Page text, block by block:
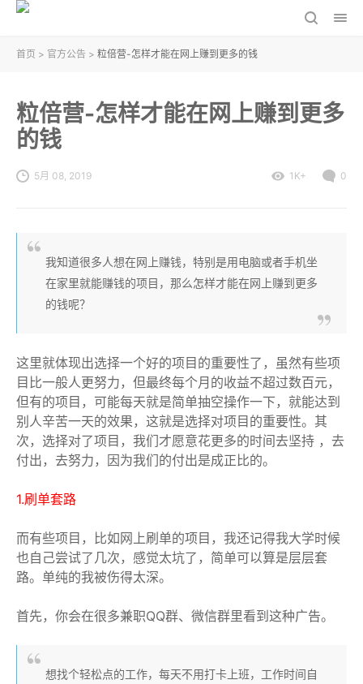
首页 > 官方公告 > 粒倍营-怎样才能在网上赚到更多的钱
粒倍营-怎样才能在网上赚到更多
的钱
5月 08, 2019 1K+ 0
我知道很多人想在网上赚钱，特别是用电脑或者手机坐
在家里就能赚钱的项目，那么怎样才能在网上赚到更多
的钱呢？
这里就体现出选择一个好的项目的重要性了，虽然有些项
目比一般人更努力，但最终每个月的收益不超过数百元，
但有的项目，可能每天就是简单抽空操作一下，就能达到
别人辛苦一天的效果，这就是选择对项目的重要性。其
次，选择对了项目，我们才愿意花更多的时间去坚持 ，去
付出，去努力，因为我们的付出是成正比的。
1.刷单套路
而有些项目，比如网上刷单的项目，我还记得我大学时候
也自己尝试了几次，感觉太坑了，简单可以算是层层套
路。单纯的我被伤得太深。
首先，你会在很多兼职QQ群、微信群里看到这种广告。
想找个轻松点的工作，每天不用打卡上班，工作时间自